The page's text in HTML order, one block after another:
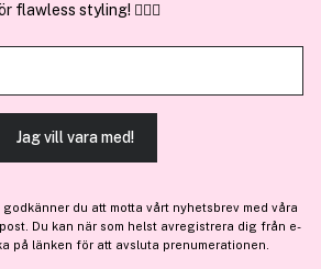
med annan information som du har
har samlat in när du har använt deras
ALLA COOKIES
VISA DETALJER
Group AS
flawless styling! 💇‍♀️✨
Jag vill vara med!
du att motta vårt nyhetsbrev med våra
Du kan när som helst avregistrera dig från e-
på länken för att avsluta prenumerationen.